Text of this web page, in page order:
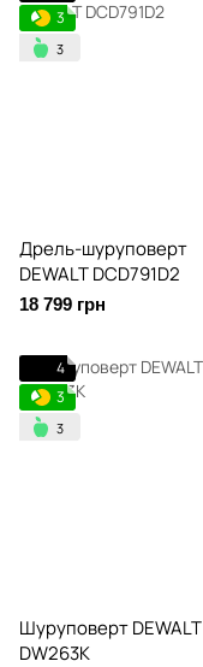
3
Дрель-шуруповерт
DEWALT DCD791D2
18 799 грн
4
3
Шуруповерт DEWALT
DW263K